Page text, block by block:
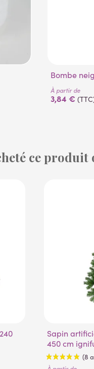
Bombe
À partir de
3,84 €
ce produit
Sapin artificiel canadien 120 cm à
450 cm